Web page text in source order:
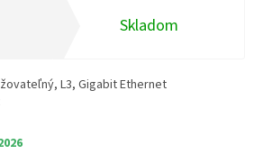
Skladom
L3, Gigabit Ethernet